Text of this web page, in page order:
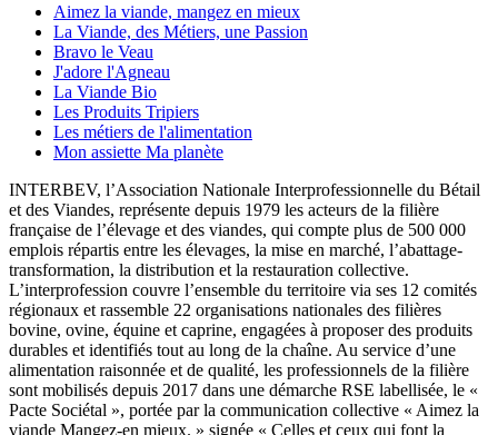
Aimez la viande, mangez en mieux
La Viande, des Métiers, une Passion
Bravo le Veau
J'adore l'Agneau
La Viande Bio
Les Produits Tripiers
Les métiers de l'alimentation
Mon assiette Ma planète
INTERBEV, l’Association Nationale Interprofessionnelle du Bétail
et des Viandes, représente depuis 1979 les acteurs de la filière
française de l’élevage et des viandes, qui compte plus de 500 000
emplois répartis entre les élevages, la mise en marché, l’abattage-
transformation, la distribution et la restauration collective.
L’interprofession couvre l’ensemble du territoire via ses 12 comités
régionaux et rassemble 22 organisations nationales des filières
bovine, ovine, équine et caprine, engagées à proposer des produits
durables et identifiés tout au long de la chaîne. Au service d’une
alimentation raisonnée et de qualité, les professionnels de la filière
sont mobilisés depuis 2017 dans une démarche RSE labellisée, le «
Pacte Sociétal », portée par la communication collective « Aimez la
viande Mangez-en mieux. » signée « Celles et ceux qui font la